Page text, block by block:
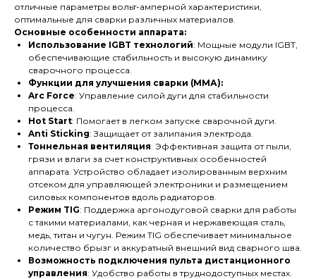
отличные параметры вольт-амперной характеристики,
оптимальные для сварки различных материалов.
Основные особенности аппарата:
Использование IGBT технологий: Мощные модули IGBT,
обеспечивающие стабильность и высокую динамику
сварочного процесса.
Функции для улучшения сварки (ММА):
Arc Force: Управление силой дуги для стабильности
процесса.
Hot Start: Помогает в легком запуске сварочной дуги.
Anti Sticking: Защищает от залипания электрода.
Тоннельная вентиляция: Эффективная защита от пыли,
грязи и влаги за счет конструктивных особенностей
аппарата. Устройство обладает изолированным верхним
отсеком для управляющей электроники и размещением
силовых компонентов вдоль радиаторов.
Режим TIG: Поддержка аргонодуговой сварки для работы
с такими материалами, как черная и нержавеющая сталь,
медь, титан и чугун. Режим TIG обеспечивает минимальное
количество брызг и аккуратный внешний вид сварного шва.
Возможность подключения пульта дистанционного
управления: Удобство работы в труднодоступных местах.